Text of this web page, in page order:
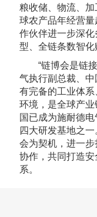
粮收储、物流、
球农产品年经营
作伙伴进一步深
型、全链条数智化
“链博会是链接
气执行副总裁、
有完备的工业体
环境，是全球产业
国已成为施耐德
四大研发基地之
会为契机，进一
协作，共同打造
系。